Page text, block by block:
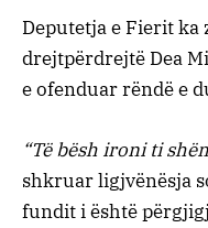
Deputetja e Fierit
drejtpërdrejtë Dea
e ofenduar rëndë e
“Të bësh ironi ti
shkruar ligjvënësja
fundit i është